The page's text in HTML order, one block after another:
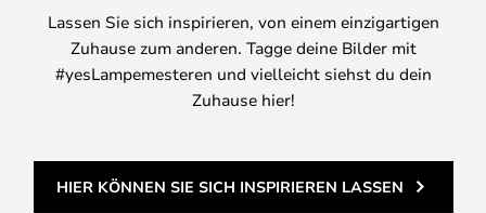
Lassen Sie sich inspirieren, von einem einzigartigen
Zuhause zum anderen. Tagge deine Bilder mit
#yesLampemesteren und vielleicht siehst du dein
Zuhause hier!
HIER KÖNNEN SIE SICH INSPIRIEREN LASSEN